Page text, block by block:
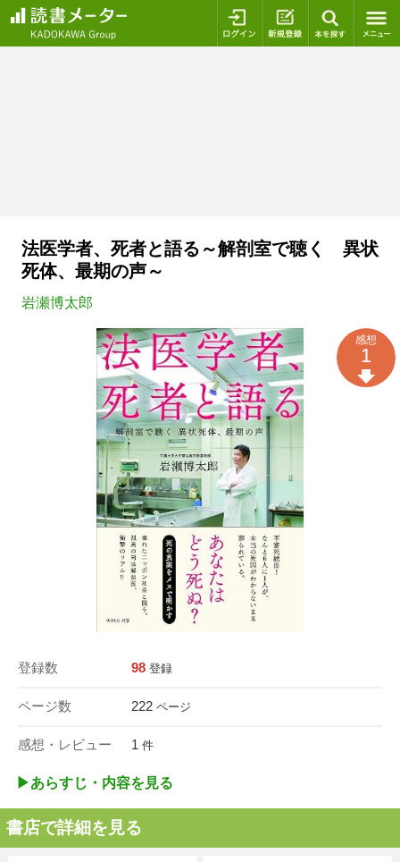
ログイン 新規登録
法医学者、死者と語る～解剖室で聴く 異状
死体、最期の声～
岩瀬博太郎
登録数 98 登録
ページ数 222 ページ
感想・レビュー 1 件
感想
1
▶︎あらすじ・内容を見る
書店で詳細を見る